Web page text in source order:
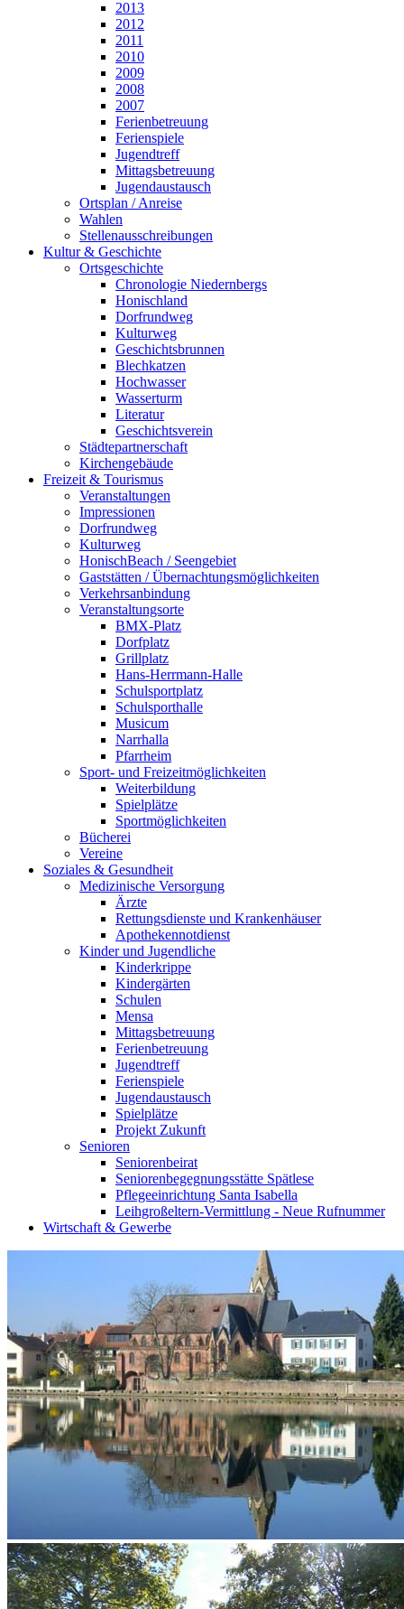
2013
2012
2011
2010
2009
2008
2007
Ferienbetreuung
Ferienspiele
Jugendtreff
Mittagsbetreuung
Jugendaustausch
Ortsplan / Anreise
Wahlen
Stellenausschreibungen
Kultur & Geschichte
Ortsgeschichte
Chronologie Niedernbergs
Honischland
Dorfrundweg
Kulturweg
Geschichtsbrunnen
Blechkatzen
Hochwasser
Wasserturm
Literatur
Geschichtsverein
Städtepartnerschaft
Kirchengebäude
Freizeit & Tourismus
Veranstaltungen
Impressionen
Dorfrundweg
Kulturweg
HonischBeach / Seengebiet
Gaststätten / Übernachtungsmöglichkeiten
Verkehrsanbindung
Veranstaltungsorte
BMX-Platz
Dorfplatz
Grillplatz
Hans-Herrmann-Halle
Schulsportplatz
Schulsporthalle
Musicum
Narrhalla
Pfarrheim
Sport- und Freizeitmöglichkeiten
Weiterbildung
Spielplätze
Sportmöglichkeiten
Bücherei
Vereine
Soziales & Gesundheit
Medizinische Versorgung
Ärzte
Rettungsdienste und Krankenhäuser
Apothekennotdienst
Kinder und Jugendliche
Kinderkrippe
Kindergärten
Schulen
Mensa
Mittagsbetreuung
Ferienbetreuung
Jugendtreff
Ferienspiele
Jugendaustausch
Spielplätze
Projekt Zukunft
Senioren
Seniorenbeirat
Seniorenbegegnungsstätte Spätlese
Pflegeeinrichtung Santa Isabella
Leihgroßeltern-Vermittlung - Neue Rufnummer
Wirtschaft & Gewerbe